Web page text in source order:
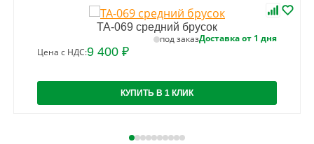
ТА-069 средний брусок
под заказДоставка от 1 дня
Цена с НДС:9 400 ₽
КУПИТЬ В 1 КЛИК